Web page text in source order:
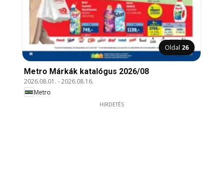
Oldal 26
Metro Márkák katalógus 2026/08
2026.08.01. -2026.08.16.
Metro
HIRDETÉS